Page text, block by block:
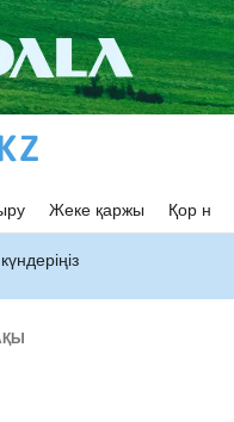
Жеке қаржы Қор